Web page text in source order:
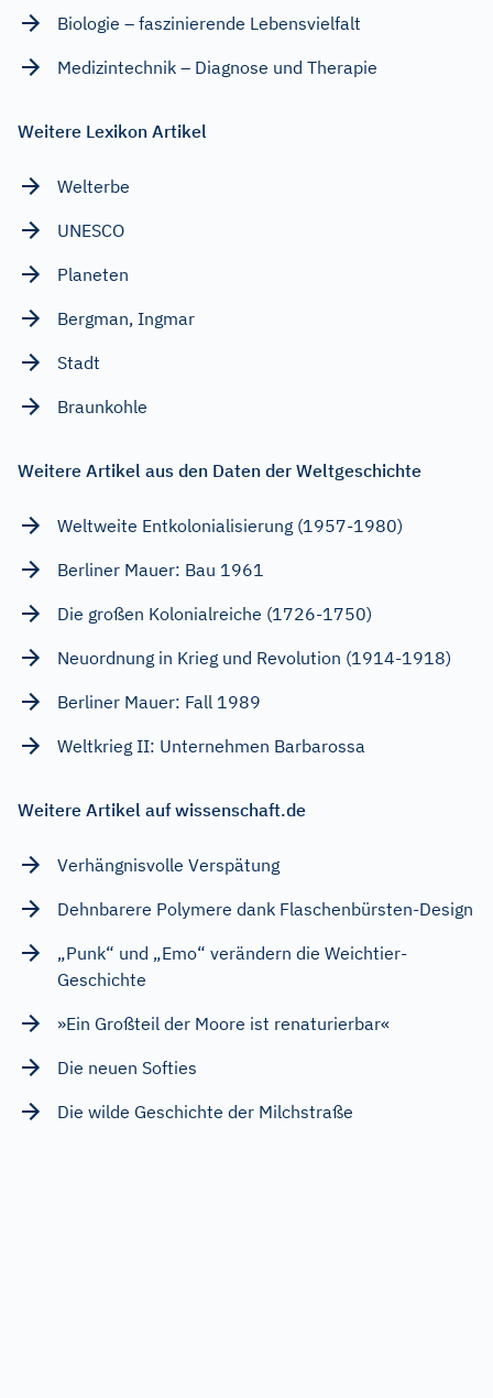
Biologie – faszinierende Lebensvielfalt
Medizintechnik – Diagnose und Therapie
Weitere Lexikon Artikel
Welterbe
UNESCO
Planeten
Bergman, Ingmar
Stadt
Braunkohle
Weitere Artikel aus den Daten der Weltgeschichte
Weltweite Entkolonialisierung (1957-1980)
Berliner Mauer: Bau 1961
Die großen Kolonialreiche (1726-1750)
Neuordnung in Krieg und Revolution (1914-1918)
Berliner Mauer: Fall 1989
Weltkrieg II: Unternehmen Barbarossa
Weitere Artikel auf wissenschaft.de
Verhängnisvolle Verspätung
Dehnbarere Polymere dank Flaschenbürsten-Design
„Punk“ und „Emo“ verändern die Weichtier-
Geschichte
»Ein Großteil der Moore ist renaturierbar«
Die neuen Softies
Die wilde Geschichte der Milchstraße